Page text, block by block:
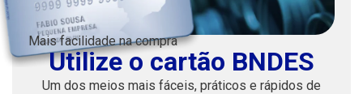
Mais facilidade na compra
Utilize o cartão BNDES
Um dos meios mais fáceis, práticos e rápidos de